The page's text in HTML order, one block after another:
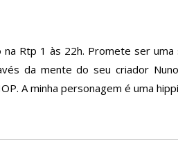
Rtp 1 às 22h. Promete ser
da mente do seu criador
A minha personagem é uma